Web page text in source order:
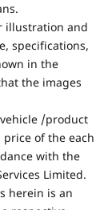
illustration and
specifications,
in the
the images
/product
of the each
with the
Limited.
herein is an